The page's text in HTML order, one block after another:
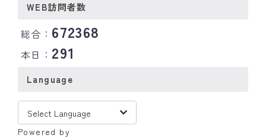
WEB訪問者数
総合： 672368
本日： 291
Language
Powered by